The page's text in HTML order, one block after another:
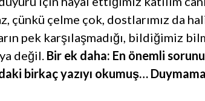
çünkü çelme çok, dostlarımız da
pek karşılaşmadığı, bildiğimiz
değil. Bir ek daha: En önemli
birkaç yazıyı okumuş…